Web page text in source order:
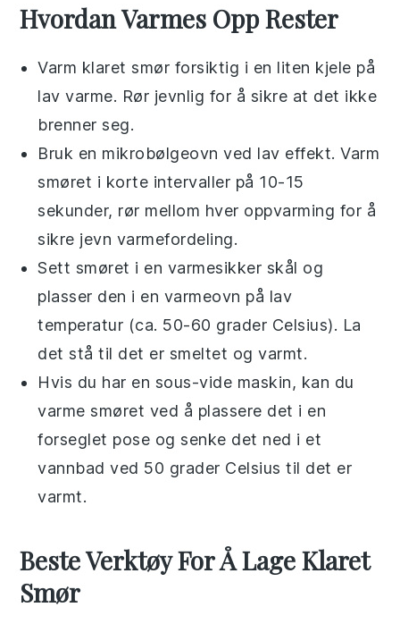
Hvordan Varmes Opp Rester
Varm klaret smør forsiktig i en liten kjele på
lav varme. Rør jevnlig for å sikre at det ikke
brenner seg.
Bruk en mikrobølgeovn ved lav effekt. Varm
smøret i korte intervaller på 10-15
sekunder, rør mellom hver oppvarming for å
sikre jevn varmefordeling.
Sett smøret i en varmesikker skål og
plasser den i en varmeovn på lav
temperatur (ca. 50-60 grader Celsius). La
det stå til det er smeltet og varmt.
Hvis du har en sous-vide maskin, kan du
varme smøret ved å plassere det i en
forseglet pose og senke det ned i et
vannbad ved 50 grader Celsius til det er
varmt.
Beste Verktøy For Å Lage Klaret
Smør